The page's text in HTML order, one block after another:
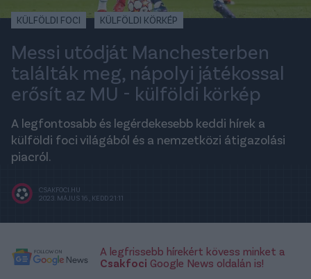
KÜLFÖLDI FOCI KÜLFÖLDI KÖRKÉP
Messi utódját Manchesterben
találták meg, nápolyi játékossal
erősít az MU - külföldi körkép
A legfontosabb és legérdekesebb keddi hírek a
külföldi foci világából és a nemzetközi átigazolási
piacról.
CSAKFOCI.HU
2023. MÁJUS 16., KEDD 21:11
A legfrissebb hírekért kövess minket a
Csakfoci Google News oldalán is!